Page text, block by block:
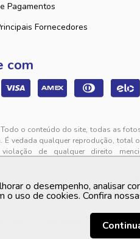
Pagamentos
Fornecedores
com
o conteúdo do site, todas as
vedada qualquer reprodução, total
de qualquer direito
325 - Jabuti - Eusébio - CE | CEP:
de segunda a sexta-feira das
O preço valido é sempre o
o desempenho, analisar
o uso de cookies. Confira